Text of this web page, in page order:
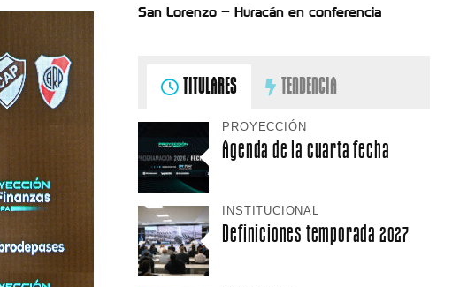
San Lorenzo – Huracán en conferencia
TITULARES TENDENCIA
PROYECCIÓN
Agenda de la cuarta fecha
INSTITUCIONAL
Definiciones temporada 2027